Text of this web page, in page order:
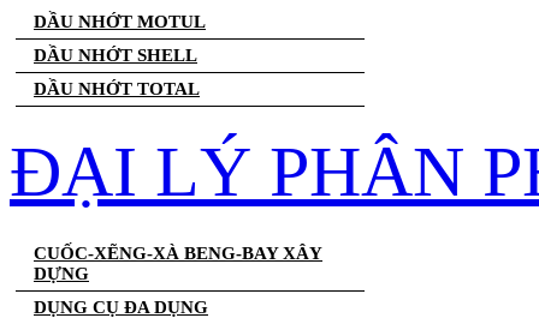
DẦU NHỚT MOTUL
DẦU NHỚT SHELL
DẦU NHỚT TOTAL
ĐẠI LÝ PHÂN
CUỐC-XẼNG-XÀ BENG-BAY XÂY
DỰNG
DỤNG CỤ ĐA DỤNG